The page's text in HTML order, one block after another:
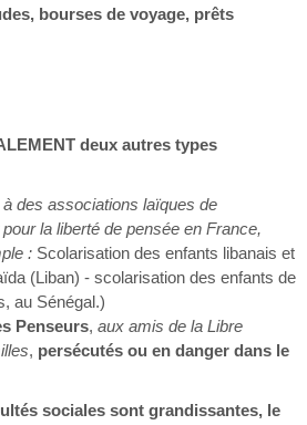
bourses de voyage, prêts
deux autres types
à des associations laïques de
la liberté de pensée en France,
: Scolarisation des enfants libanais et
(Liban) - scolarisation des enfants de
au Sénégal.)
Penseurs, aux amis de la Libre
, persécutés ou en danger dans le
sociales sont grandissantes, le